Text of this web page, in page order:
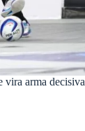
vira arma decisiva